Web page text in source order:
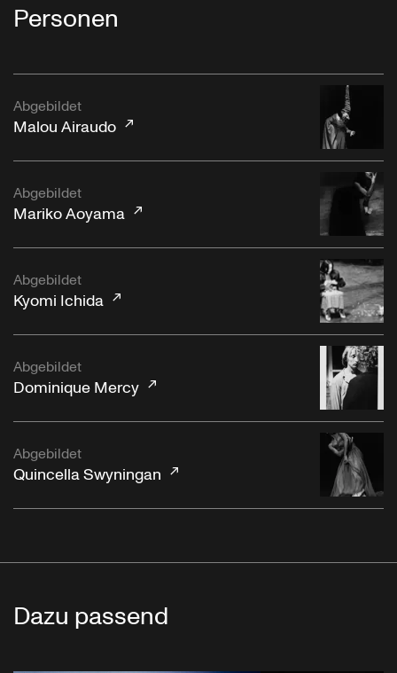
Personen
Abgebildet
Malou Airaudo
Abgebildet
Mariko Aoyama
Abgebildet
Kyomi Ichida
Abgebildet
Dominique Mercy
Abgebildet
Quincella Swyningan
Dazu passend